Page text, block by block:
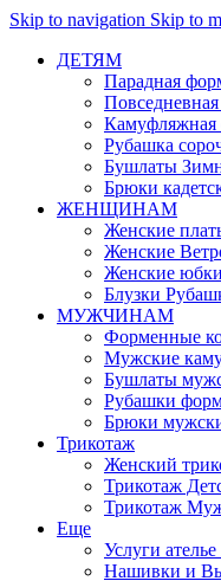
Skip to navigation Skip to
ДЕТЯМ
Парадная
Камуфляжная
Рубашка
Бушлаты
Брюки
ЖЕНЩИНАМ
Женские
Женские
Женские
Блузки
МУЖЧИНАМ
Форменные
Мужские
Бушлаты
Рубашки
Брюки
Трикотаж
Женский
Трикотаж
Трикотаж
Еще
Услуги
Нашивки и